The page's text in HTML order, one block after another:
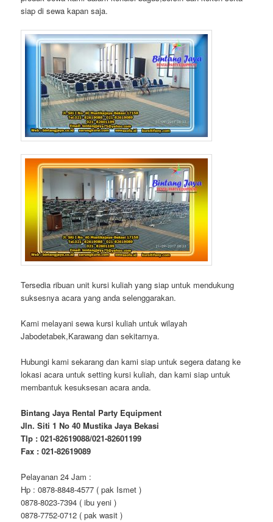
siap di sewa kapan saja.
Tersedia ribuan unit kursi kuliah yang siap untuk mendukung
suksesnya acara yang anda selenggarakan.
Kami melayani sewa kursi kuliah untuk wilayah
Jabodetabek,Karawang dan sekitarnya.
Hubungi kami sekarang dan kami siap untuk segera datang ke
lokasi acara untuk setting kursi kuliah, dan kami siap untuk
membantuk kesuksesan acara anda.
Bintang Jaya Rental Party Equipment
Jln. Siti 1 No 40 Mustika Jaya Bekasi
Tlp : 021-82619088/021-82601199
Fax : 021-82619089
Pelayanan 24 Jam :
Hp : 0878-8848-4577 ( pak Ismet )
0878-8023-7394 ( ibu yeni )
0878-7752-0712 ( pak wasit )